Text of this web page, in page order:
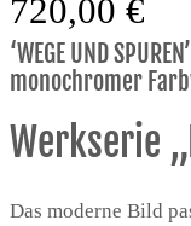
720,00 €
‘WEGE UND
monochromer
Werkserie
Das moderne Bild